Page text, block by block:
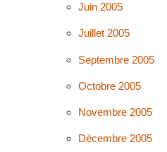
Juin 2005
Juillet 2005
Septembre 2005
Octobre 2005
Novembre 2005
Décembre 2005